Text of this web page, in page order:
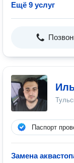
Ещё 9 услуг
Паспорт
Замена